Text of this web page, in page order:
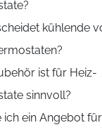
kühlende
ist für Heiz-
sinnvoll?
ich ein Angebot